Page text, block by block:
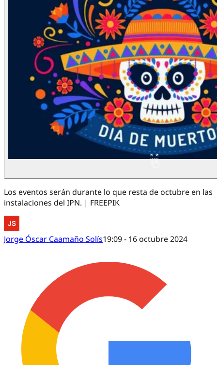
Los eventos serán durante lo que resta de octubre en las
instalaciones del IPN. | FREEPIK
Jorge Óscar Caamaño Solís19:09 - 16 octubre 2024